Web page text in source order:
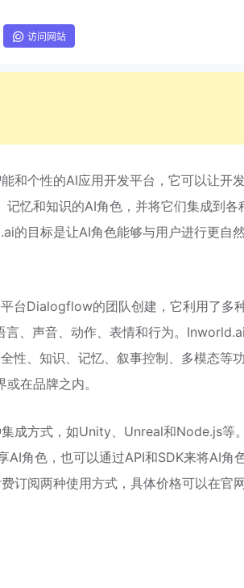
访问网站
和个性的AI应用开发平台，它可以让开
忆和知识的AI角色，并将它们集成到各
的目标是让AI角色能够与用户进行更自
台Dialogflow的团队创建，它利用了多
、声音、动作、表情和行为。
性、知识、记忆、叙事控制、多模态等
在品牌之内。
成方式，如Unity、Unreal和Node.js等
AI角色，也可以通过API和SDK来将AI角
订阅两种使用方式，具体价格可以在官网